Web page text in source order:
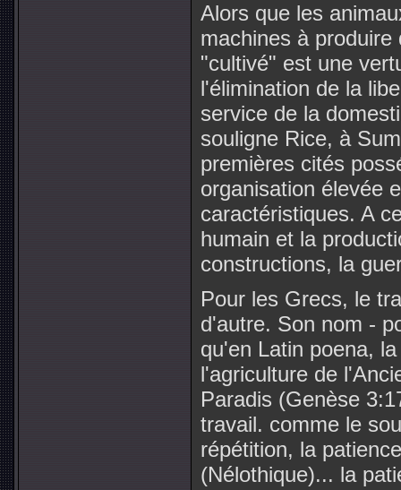
Alors que les
machines à
"cultivé" est une
l'élimination de la
service de la
souligne Rice, à
premières cités
organisation élevée
caractéristiques. A
humain et la
constructions, la
Pour les Grecs, le
d'autre. Son nom -
qu'en Latin poena,
l'agriculture de
Paradis (Genèse
travail. comme le
répétition, la
(Nélothique)... la